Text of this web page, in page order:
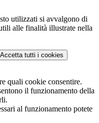
utilizzati si avvalgono di
alle finalità illustrate nella
Accetta tutti i cookies
quali cookie consentire.
il funzionamento della
al funzionamento potete